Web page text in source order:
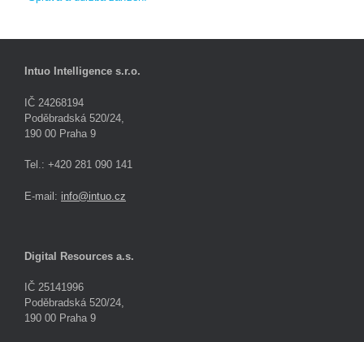
Intuo Intelligence s.r.o.
IČ 24268194
Poděbradská 520/24,
190 00 Praha 9
Tel.: +420 281 090 141
E-mail: info@intuo.cz
Digital Resources a.s.
IČ 25141996
Poděbradská 520/24,
190 00 Praha 9